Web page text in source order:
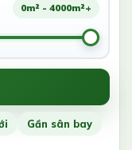
0m² - 4000m²+
Gần sân bay